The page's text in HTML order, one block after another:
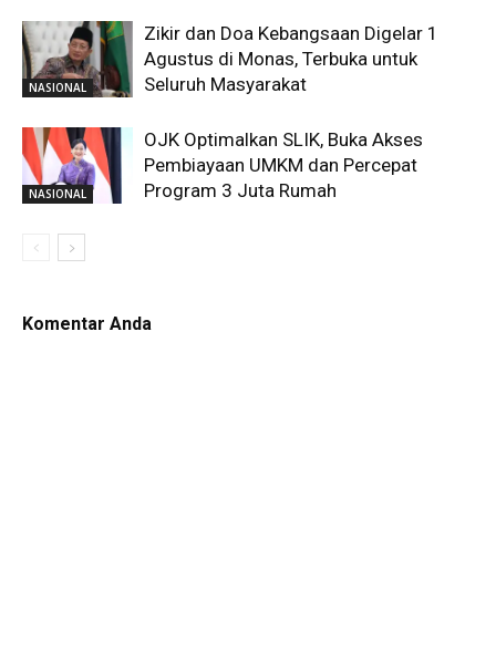
NASIONAL
Zikir dan Doa Kebangsaan Digelar 1
Agustus di Monas, Terbuka untuk
Seluruh Masyarakat
NASIONAL
OJK Optimalkan SLIK, Buka Akses
Pembiayaan UMKM dan Percepat
Program 3 Juta Rumah
Komentar Anda